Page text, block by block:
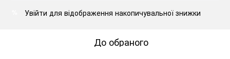
Увійти для відображення накопичувальної знижки
До обраного